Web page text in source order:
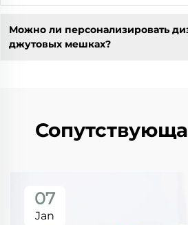
Можно ли персонализировать
джутовых мешках?
07
Jan